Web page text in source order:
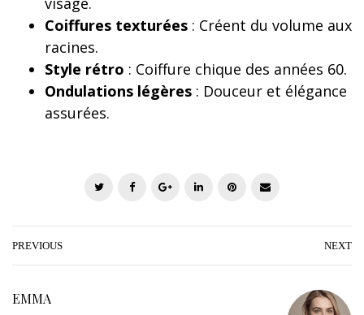
Coiffures texturées : Créent du volume aux
racines.
Style rétro : Coiffure chique des années 60.
Ondulations légères : Douceur et élégance
assurées.
i
t
c
b
o
l
n
e
n
e
a
l
PREVIOUS NEXT
EMMA